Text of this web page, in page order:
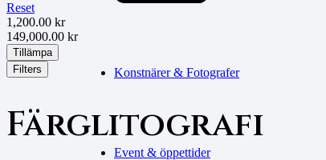
Konstnärer & Fotografer
Event & öppettider
Reset
1,200.00 kr
149,000.00 kr
Tillämpa
Filters
Färglitografi